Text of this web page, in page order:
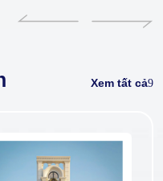
Xem tất cả